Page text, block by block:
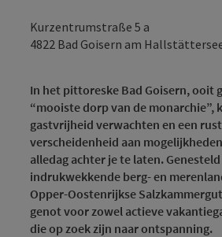
Kurzentrumstraße 5 a
4822 Bad Goisern am
In het pittoreske Bad Goisern, ooit
“mooiste dorp van de monarchie”,
gastvrijheid verwachten en een
verscheidenheid aan
alledag achter je te laten.
indrukwekkende berg- en
Opper-Oostenrijkse
genot voor zowel actieve
die op zoek zijn naar ontspanning.